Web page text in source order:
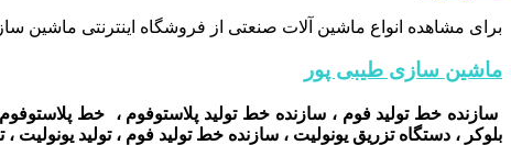
برای مشاهده انواع ماشین آلات صنعتی از فروشگاه اینترنتی ماشین
ماشین سازی طیبی پور
سازنده خط تولید فوم ، سازنده خط تولید پلاستوفوم ، خط
بلوکر ، دستگاه تزریق یونولیت ، سازنده خط تولید فوم ، تولید یونولیت